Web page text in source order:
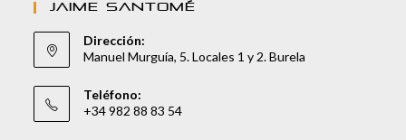
JAIME SANTOMÉ
Dirección:
Manuel Murguía, 5. Locales 1 y 2. Burela
Teléfono:
+34 982 88 83 54